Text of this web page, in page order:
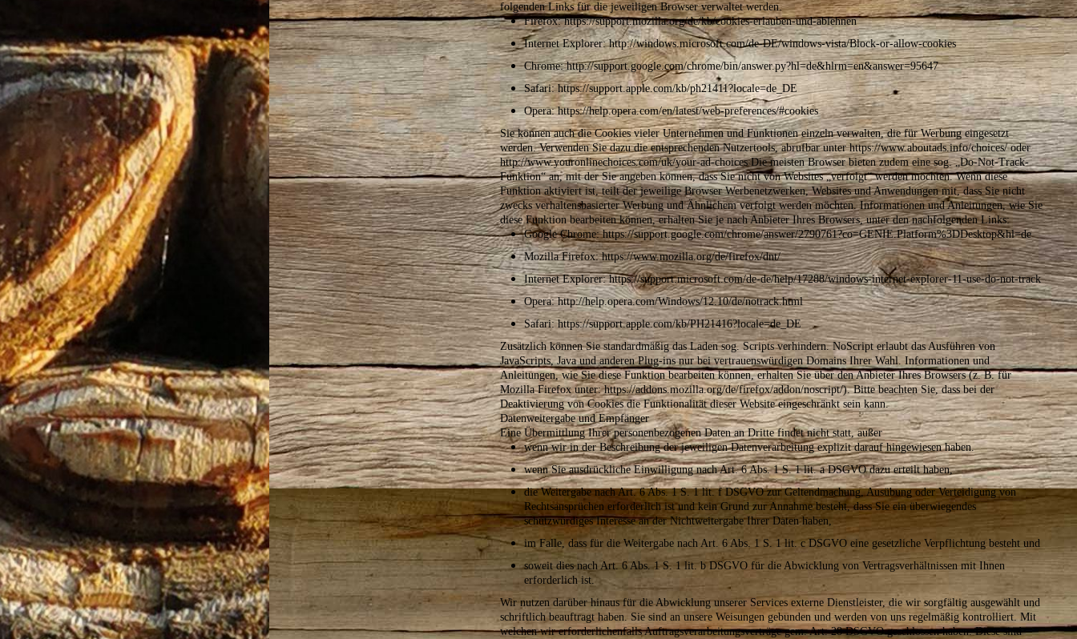
folgenden Links für die jeweiligen Browser verwaltet werden.
Firefox: https://support.mozilla.org/de/kb/cookies-erlauben-und-ablehnen
Internet Explorer: http://windows.microsoft.com/de-DE/windows-vista/Block-or-allow-cookies
Chrome: http://support.google.com/chrome/bin/answer.py?hl=de&hlrm=en&answer=95647
Safari: https://support.apple.com/kb/ph21411?locale=de_DE
Opera: https://help.opera.com/en/latest/web-preferences/#cookies
Sie können auch die Cookies vieler Unternehmen und Funktionen einzeln verwalten, die für Werbung eingesetzt
werden. Verwenden Sie dazu die entsprechenden Nutzertools, abrufbar unter https://www.aboutads.info/choices/ oder
http://www.youronlinechoices.com/uk/your-ad-choices Die meisten Browser bieten zudem eine sog. „Do-Not-Track-
Funktion“ an, mit der Sie angeben können, dass Sie nicht von Websites „verfolgt“ werden möchten. Wenn diese
Funktion aktiviert ist, teilt der jeweilige Browser Werbenetzwerken, Websites und Anwendungen mit, dass Sie nicht
zwecks verhaltensbasierter Werbung und Ähnlichem verfolgt werden möchten. Informationen und Anleitungen, wie Sie
diese Funktion bearbeiten können, erhalten Sie je nach Anbieter Ihres Browsers, unter den nachfolgenden Links:
Google Chrome: https://support.google.com/chrome/answer/2790761?co=GENIE.Platform%3DDesktop&hl=de
Mozilla Firefox: https://www.mozilla.org/de/firefox/dnt/
Internet Explorer: https://support.microsoft.com/de-de/help/17288/windows-internet-explorer-11-use-do-not-track
Opera: http://help.opera.com/Windows/12.10/de/notrack.html
Safari: https://support.apple.com/kb/PH21416?locale=de_DE
Zusätzlich können Sie standardmäßig das Laden sog. Scripts verhindern. NoScript erlaubt das Ausführen von
JavaScripts, Java und anderen Plug-ins nur bei vertrauenswürdigen Domains Ihrer Wahl. Informationen und
Anleitungen, wie Sie diese Funktion bearbeiten können, erhalten Sie über den Anbieter Ihres Browsers (z. B. für
Mozilla Firefox unter: https://addons.mozilla.org/de/firefox/addon/noscript/). Bitte beachten Sie, dass bei der
Deaktivierung von Cookies die Funktionalität dieser Website eingeschränkt sein kann.
Datenweitergabe und Empfänger
Eine Übermittlung Ihrer personenbezogenen Daten an Dritte findet nicht statt, außer
wenn wir in der Beschreibung der jeweiligen Datenverarbeitung explizit darauf hingewiesen haben.
wenn Sie ausdrückliche Einwilligung nach Art. 6 Abs. 1 S. 1 lit. a DSGVO dazu erteilt haben,
die Weitergabe nach Art. 6 Abs. 1 S. 1 lit. f DSGVO zur Geltendmachung, Ausübung oder Verteidigung von
Rechtsansprüchen erforderlich ist und kein Grund zur Annahme besteht, dass Sie ein überwiegendes
schutzwürdiges Interesse an der Nichtweitergabe Ihrer Daten haben,
im Falle, dass für die Weitergabe nach Art. 6 Abs. 1 S. 1 lit. c DSGVO eine gesetzliche Verpflichtung besteht und
soweit dies nach Art. 6 Abs. 1 S. 1 lit. b DSGVO für die Abwicklung von Vertragsverhältnissen mit Ihnen
erforderlich ist.
Wir nutzen darüber hinaus für die Abwicklung unserer Services externe Dienstleister, die wir sorgfältig ausgewählt und
schriftlich beauftragt haben. Sie sind an unsere Weisungen gebunden und werden von uns regelmäßig kontrolliert. Mit
welchen wir erforderlichenfalls Auftragsverarbeitungsverträge gem. Art. 28 DSGVO geschlossen haben. Diese sind